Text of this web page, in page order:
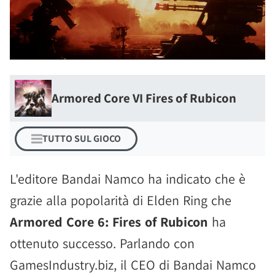
Armored Core VI Fires of Rubicon
TUTTO SUL GIOCO
L'editore Bandai Namco ha indicato che è
grazie alla popolarità di Elden Ring che
Armored Core 6: Fires of Rubicon ha
ottenuto successo. Parlando con
GamesIndustry.biz, il CEO di Bandai Namco